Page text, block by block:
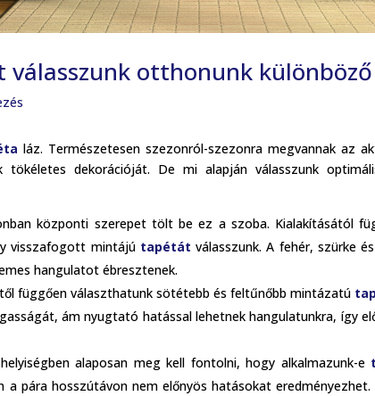
otthonunk különböző
láz. Természetesen szezonról-szezonra megvannak az
tökéletes dekorációját. De mi alapján válasszunk
központi szerepet tölt be ez a szoba. Kialakításától
visszafogott mintájú tapétát válasszunk. A fehér, szürke
hangulatot ébresztenek.
függően választhatunk sötétebb és feltűnőbb mintázatú
ám nyugtató hatással lehetnek hangulatunkra, így
alaposan meg kell fontolni, hogy alkalmazunk-e
a pára hosszútávon nem előnyös hatásokat